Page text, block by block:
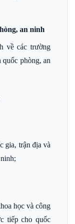
an ninh
về các trường
phòng, an
gia, trận địa và
học và công
tiếp cho quốc